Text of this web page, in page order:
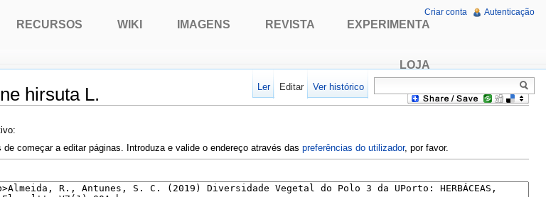
hirsuta L.
começar a editar páginas. Introduza e valide o endereço através das preferências do utilizador, por favor.
RECURSOS WIKI IMAGENS REVISTA EXPERIMENTA
LOJA
Criar conta Autenticação
Ler Editar Ver histórico